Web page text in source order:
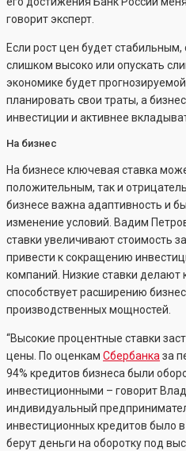
говорит эксперт.
Если рост цен будет
слишком высоко или опускать
экономике будет
планировать свои траты, а
инвестиции и активнее
На бизнес
На бизнесе ключевая ставка
положительным, так и
бизнесе важна адаптивность и
изменение условий. Вадим
ставки увеличивают стоимость
привести к сокращению
компаний. Низкие ставки делают
способствует расширению
производственных мощностей.
“Высокие процентные ставки
цены. По оценкам Сбербанка за
94% кредитов бизнеса были
инвестиционными – говорит
индивидуальный
инвестиционных кредитов было
берут деньги на оборотку под